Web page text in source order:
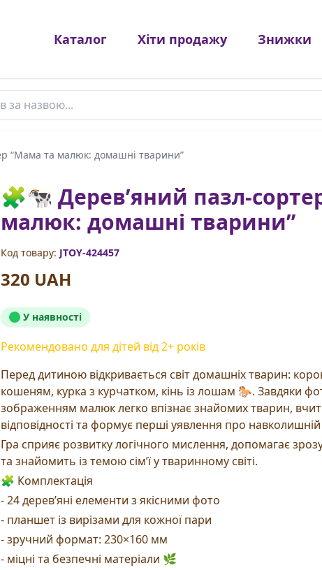
Каталог Хіти продажу Знижки
“Мама та малюк: домашні тварини”
🧩🐄 Дерев’яний пазл-
малюк: домашні тварини”
Код товару: JTOY-424457
320 UAH
У наявності
Рекомендовано для дітей від2+ років
Перед дитиною відкривається світ домашніх тварин:
кошеням, курка з курчатком, кінь із лошам 🐎. Завдяки
зображенням малюк легко впізнає знайомих тварин,
відповідності та формує перші уявлення про навколишній
Гра сприяє розвитку логічного мислення, допомагає
та знайомить із темою сім’ї у тваринному світі.
🧩 Комплектація
- 24 дерев’яні елементи з якісними фото
- планшет із вирізами для кожної пари
- зручний формат: 230×160 мм
- міцні та безпечні матеріали 🌿